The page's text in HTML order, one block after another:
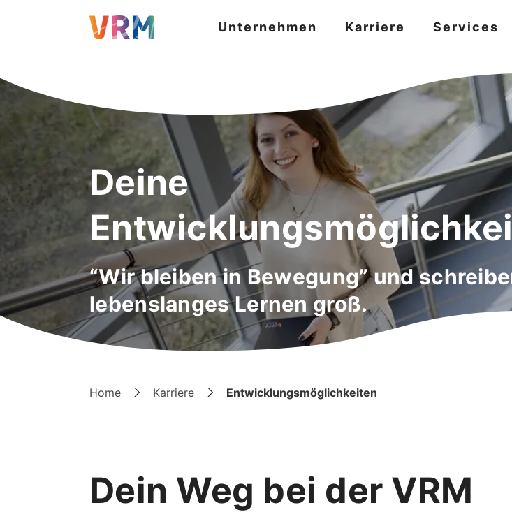
Unternehmen Karriere Services
Deine
“Wir bleiben in Bewegung” und
lebenslanges Lernen groß.
Home Karriere Entwicklungsmöglichkeiten
Dein Weg bei der VRM